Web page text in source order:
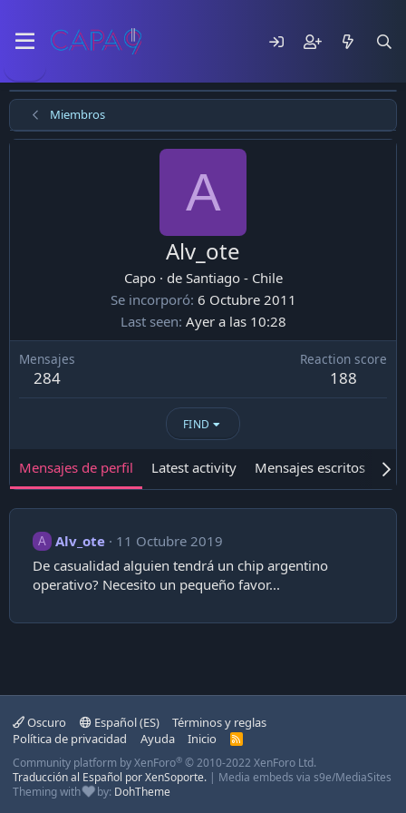
Miembros
A
Alv_ote
Capo · de Santiago - Chile
Se incorporó 6 Octubre 2011
Last seen Ayer a las 10:28
Mensajes
284
Reaction score
188
FIND
Mensajes de perfil Latest activity Mensajes escritos
A Alv_ote
11 Octubre 2019
De casualidad alguien tendrá un chip argentino
operativo? Necesito un pequeño favor...
Oscuro Español (ES)
Términos y reglas
Política de privacidad
Ayuda Inicio
R
S
Community platform by XenForo® © 2010-2022 XenForo Ltd.
Traducción al Español por XenSoporte. | Media embeds via s9e/MediaSites
Theming with
by: DohTheme